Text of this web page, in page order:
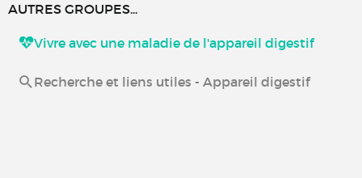
AUTRES GROUPES...
Vivre avec une maladie de l'appareil digestif
Recherche et liens utiles - Appareil digestif